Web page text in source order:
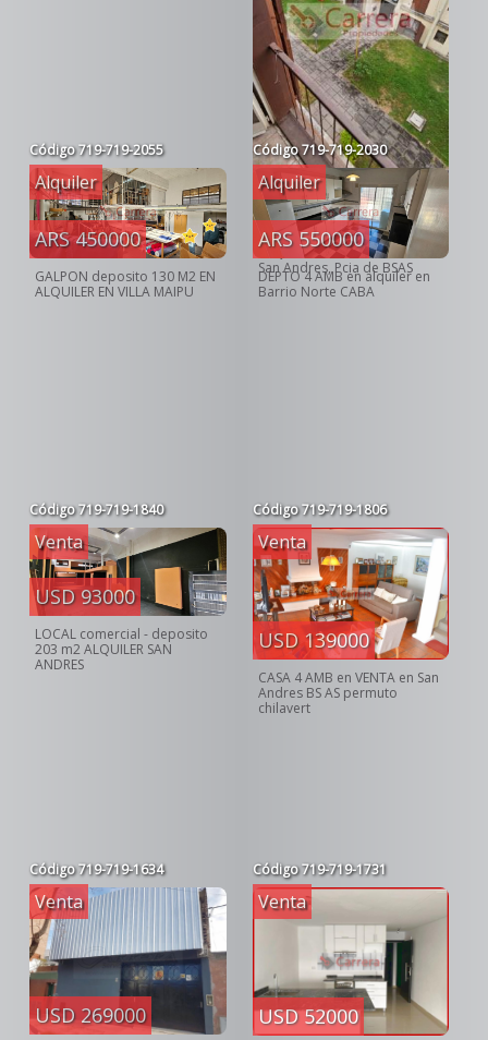
ARS 280000
ALQUILER DEPTO 3amb en
San Andres, Pcia de BSAS
Código719-719-2055
Alquiler
ARS 450000
GALPON deposito 130 M2 EN
ALQUILER EN VILLA MAIPU
Código719-719-2030
Alquiler
ARS 550000
DEPTO 4 AMB en alquiler en
Barrio Norte CABA
Código719-719-1840
Venta
USD 93000
LOCAL comercial - deposito
203 m2 ALQUILER SAN
ANDRES
Código719-719-1806
Venta
USD 139000
CASA 4 AMB en VENTA en San
Andres BS AS permuto
chilavert
Código719-719-1634
Venta
USD 269000
Código719-719-1731
Venta
USD 52000